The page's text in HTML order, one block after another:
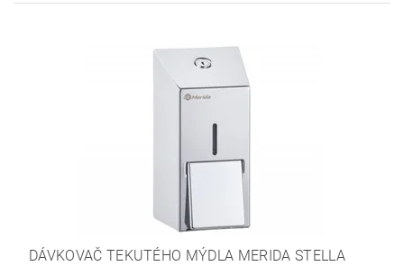
DÁVKOVAČ TEKUTÉHO MÝDLA MERIDA STELLA